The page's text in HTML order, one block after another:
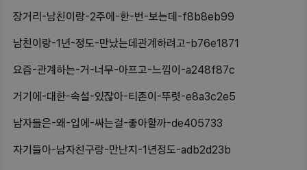
장거리-남친이랑-2주에-한-번-보는데-f8b8eb99
남친이랑-1년-정도-만났는데관계하려고-b76e1871
요즘-관계하는-거-너무-아프고-느낌이-a248f87c
거기에-대한-속설-있잖아-티존이-뚜렷-e8a3c2e5
남자들은-왜-입에-싸는걸-좋아할까-de405733
자기들아-남자친구랑-만난지-1년정도-adb2d23b